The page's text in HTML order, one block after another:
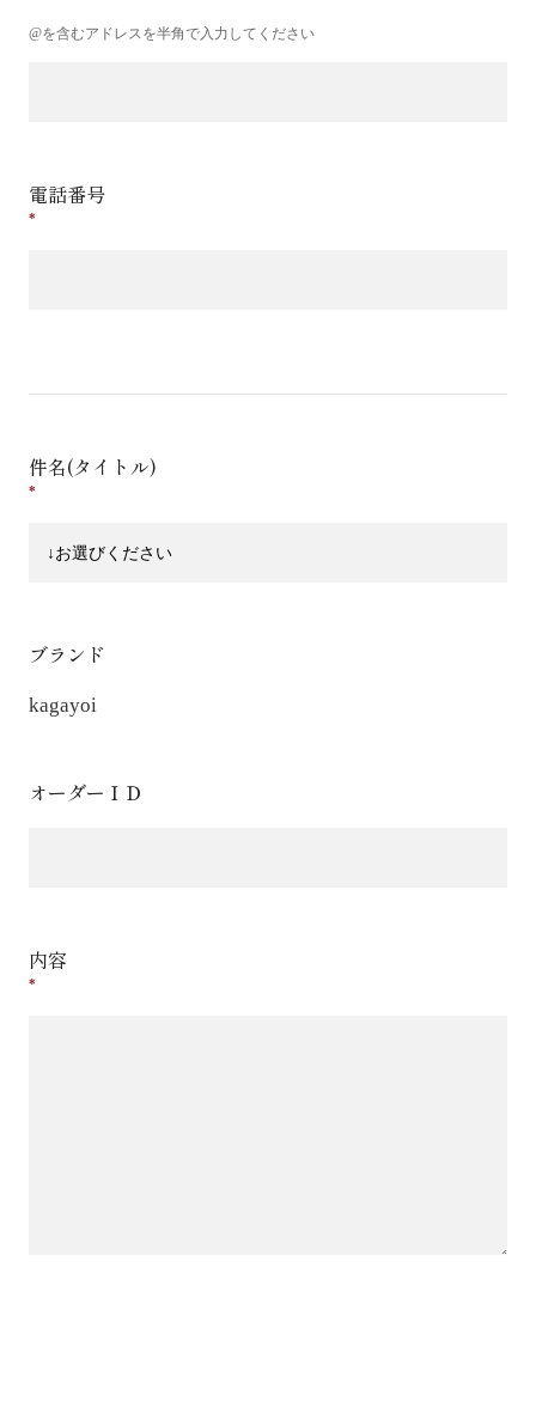
@を含むアドレスを半角で入力してください
電話番号
件名(タイトル)
ブランド
kagayoi
オーダーＩＤ
内容